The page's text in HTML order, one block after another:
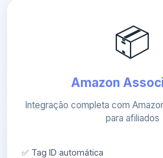
📦
Amazon
Integração completa com
para afiliados
✅ Tag ID automática